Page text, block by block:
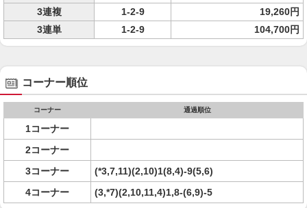
3連複
1-2-9
19,260円
3連単
1-2-9 104,700円
コーナー順位
コーナー 通過順位
1コーナー
2コーナー
3コーナー
(*3,7,11)(2,10)1(8,4)-9(5,6)
4コーナー
(3,*7)(2,10,11,4)1,8-(6,9)-5